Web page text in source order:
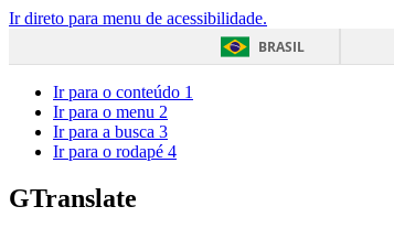
Ir direto para menu de acessibilidade.
BRASIL
Ir para o conteúdo 1
Ir para o menu 2
Ir para a busca 3
Ir para o rodapé 4
GTranslate